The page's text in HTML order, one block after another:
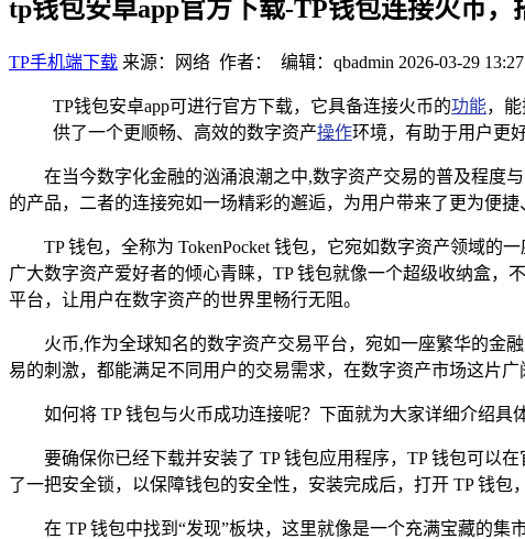
tp钱包安卓app官方下载-TP钱包连接火币，
TP手机端下载 来源：网络 作者： 编辑：qbadmin 2026-03-29
TP钱包安卓app可进行官方下载，它具备连接火币的功能，
供了一个更顺畅、高效的数字资产操作环境，有助于用户更
在当今数字化金融的汹涌浪潮之中,数字资产交易的普及程度
的产品，二者的连接宛如一场精彩的邂逅，为用户带来了更为便捷
TP 钱包，全称为 TokenPocket 钱包，它宛如数字资产领域
广大数字资产爱好者的倾心青睐，TP 钱包就像一个超级收纳盒
平台，让用户在数字资产的世界里畅行无阻。
火币,作为全球知名的数字资产交易平台，宛如一座繁华的金
易的刺激，都能满足不同用户的交易需求，在数字资产市场这片
如何将 TP 钱包与火币成功连接呢？下面就为大家详细介绍具
要确保你已经下载并安装了 TP 钱包应用程序，TP 钱包可以
了一把安全锁，以保障钱包的安全性，安装完成后，打开 TP 钱
在 TP 钱包中找到“发现”板块，这里就像是一个充满宝藏的